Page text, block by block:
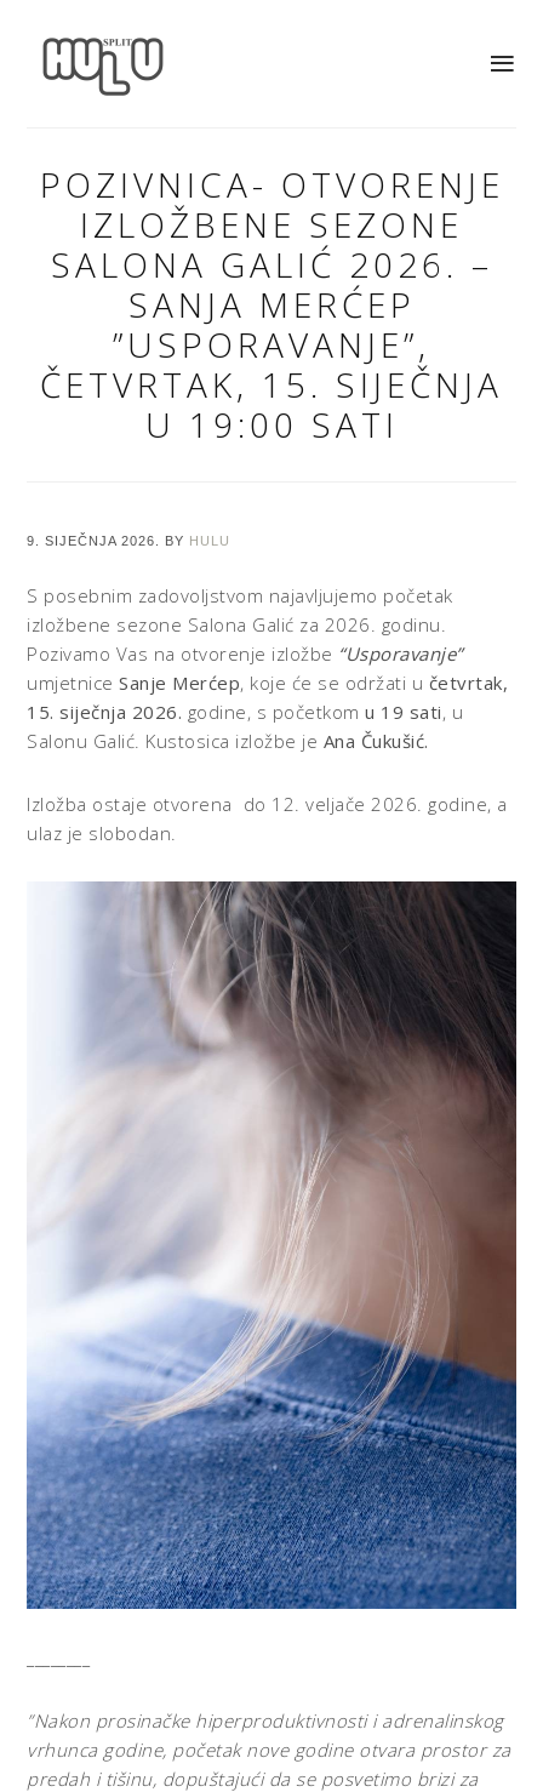
POZIVNICA- OTVORENJE
IZLOŽBENE SEZONE
SALONA GALIĆ 2026. –
SANJA MERĆEP
”USPORAVANJE”,
ČETVRTAK, 15. SIJEČNJA
U 19:00 SATI
9. SIJEČNJA 2026. BY HULU
S posebnim zadovoljstvom najavljujemo početak
izložbene sezone Salona Galić za 2026. godinu.
Pozivamo Vas na otvorenje izložbe “Usporavanje”
umjetniceSanje Merćep, koje će se održati u četvrtak,
15. siječnja 2026. godine, s početkomu 19 sati, u
Salonu Galić. Kustosica izložbe je Ana Čukušić.
Izložba ostaje otvorena do 12. veljače 2026. godine, a
ulaz je slobodan.
”Nakon prosinačke hiperproduktivnosti i adrenalinskog
vrhunca godine, početak nove godine otvara prostor za
predah i tišinu, dopuštajući da se posvetimo brizi za